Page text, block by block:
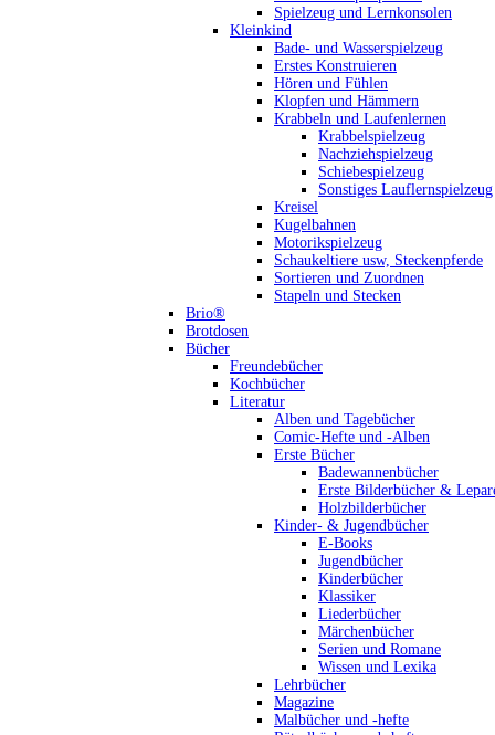
Spielzeug und Lernkonsolen
Kleinkind
Bade- und Wasserspielzeug
Erstes Konstruieren
Hören und Fühlen
Klopfen und Hämmern
Krabbeln und Laufenlernen
Krabbelspielzeug
Nachziehspielzeug
Schiebespielzeug
Sonstiges Lauflernspielzeug
Kreisel
Kugelbahnen
Motorikspielzeug
Schaukeltiere usw, Steckenpferde
Sortieren und Zuordnen
Stapeln und Stecken
Brio®
Brotdosen
Bücher
Freundebücher
Kochbücher
Literatur
Alben und Tagebücher
Comic-Hefte und -Alben
Erste Bücher
Badewannenbücher
Erste Bilderbücher &
Holzbilderbücher
Kinder- & Jugendbücher
E-Books
Jugendbücher
Kinderbücher
Klassiker
Liederbücher
Märchenbücher
Serien und Romane
Wissen und Lexika
Lehrbücher
Magazine
Malbücher und -hefte